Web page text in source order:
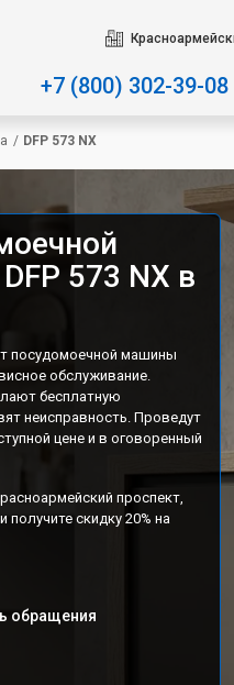
+7 (800) 302-39-08
/ DFP 573 NX
573 NX в
посудомоечной машины
обслуживание.
бесплатную
неисправность. Проведут
цене и в оговоренный
проспект,
получите скидку 20% на
обращения